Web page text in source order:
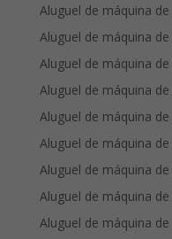
Aluguel de máquina
Aluguel de máquina
Aluguel de máquina
Aluguel de máquina
Aluguel de máquina
Aluguel de máquina
Aluguel de máquina
Aluguel de máquina
Aluguel de máquina de